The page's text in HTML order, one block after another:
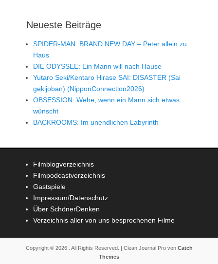
Neueste Beiträge
SPIDER-MAN: BRAND NEW DAY – Peter allein zu
Haus
DIE ODYSSEE: Ein Mann will nach Hause
Yutaro Seki/Kentaro Hirase SAI: DISASTER (Sai
gekijoban) (NipponConnection2026)
OBSESSION: Wehe, wenn ein Mann sich etwas
wünscht
BACKROOMS: Im unendlichen Labyrinth
Filmblogverzeichnis
Filmpodcastverzeichnis
Gastspiele
Impressum/Datenschutz
Über SchönerDenken
Verzeichnis aller von uns besprochenen Filme
Copyright © 2026 . All Rights Reserved. | Clean Journal Pro von Catch
Themes